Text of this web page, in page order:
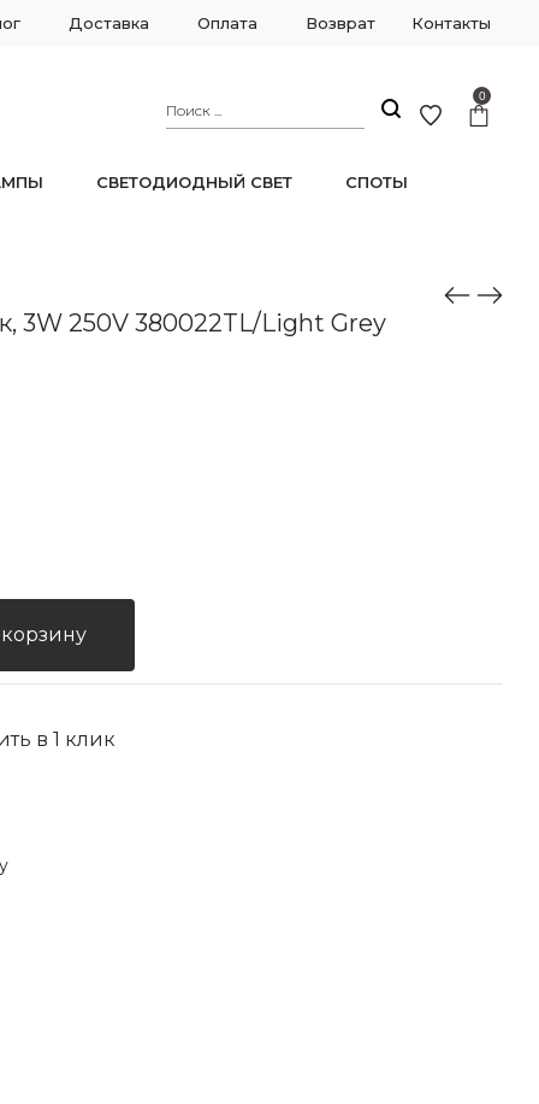
Доставка Оплата Возврат Контакты
0
СВЕТОДИОДНЫЙ СВЕТ СПОТЫ
3W 250V 380022TL/Light Grey
в 1 клик